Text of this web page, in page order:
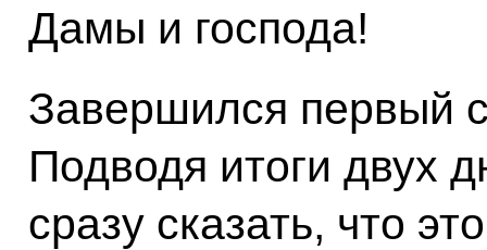
Дамы и господа!
Завершился первый
Подводя итоги двух
сразу сказать, что